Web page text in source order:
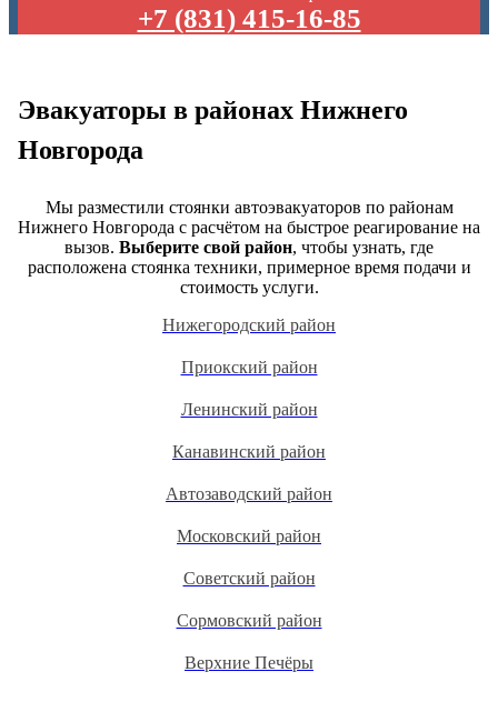
+7 (831) 415-16-85
Эвакуаторы в районах Нижнего
Новгорода
Мы разместили стоянки автоэвакуаторов по районам
Нижнего Новгорода с расчётом на быстрое реагирование на
вызов. Выберите свой район, чтобы узнать, где
расположена стоянка техники, примерное время подачи и
стоимость услуги.
Нижегородский район
Приокский район
Ленинский район
Канавинский район
Автозаводский район
Московский район
Советский район
Сормовский район
Верхние Печёры